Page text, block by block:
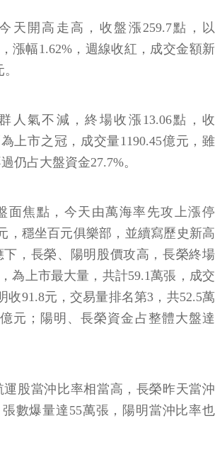
天開高走高，收盤漲259.7點，以
漲幅1.62%，週線收紅，成交金額新
人氣不減，終場收漲13.06點，收
上市之冠，成交量1190.45億元，雖
仍占大盤資金27.7%。
面焦點，今天由萬海率先攻上漲停
，穩坐百元俱樂部，並續寫歷史新高
下，長榮、陽明股價攻高，長榮終場
為上市最大量，共計59.1萬張，成交
收91.8元，交易量排名第3，共52.5萬
元；陽明、長榮資金占整體大盤達
股當沖比率相當高，長榮昨天當沖
張數爆量達55萬張，陽明當沖比率也